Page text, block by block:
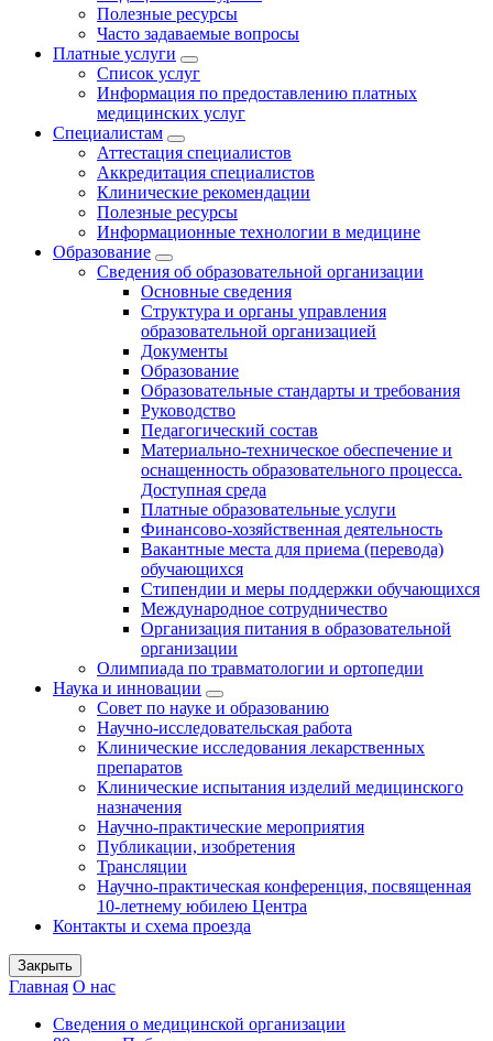
Полезные ресурсы
Часто задаваемые вопросы
Платные услуги
Список услуг
Информация по предоставлению платных
медицинских услуг
Специалистам
Аттестация специалистов
Аккредитация специалистов
Клинические рекомендации
Полезные ресурсы
Информационные технологии в медицине
Образование
Сведения об образовательной организации
Основные сведения
Структура и органы управления
образовательной организацией
Документы
Образование
Образовательные стандарты и требования
Руководство
Педагогический состав
Материально-техническое обеспечение и
оснащенность образовательного процесса.
Доступная среда
Платные образовательные услуги
Финансово-хозяйственная деятельность
Вакантные места для приема (перевода)
обучающихся
Стипендии и меры поддержки обучающихся
Международное сотрудничество
Организация питания в образовательной
организации
Олимпиада по травматологии и ортопедии
Наука и инновации
Совет по науке и образованию
Научно-исследовательская работа
Клинические исследования лекарственных
препаратов
Клинические испытания изделий медицинского
назначения
Научно-практические мероприятия
Публикации, изобретения
Трансляции
Научно-практическая конференция, посвященная
10-летнему юбилею Центра
Контакты и схема проезда
Закрыть
Главная О нас
Сведения о медицинской организации